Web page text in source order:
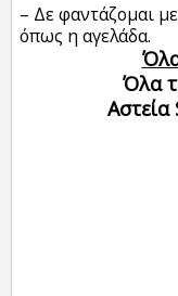
– Δε φαντάζομαι
όπως η αγελάδα.
Όλα